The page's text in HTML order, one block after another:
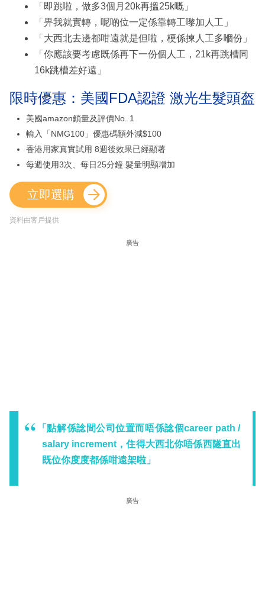
「即跳啦，做多3個月20k再搵25k嘅」
「畀我就實轉，呢啲位一定係靠轉工嚟加人工」
「大西北去邊都咁遠就是但啦，梗係揀人工多嗰份」
「你應該要考慮既係再下一份個人工，21k再跳槽同
16k跳槽差好遠」
限時優惠：美國FDA認證 激光生髮頭盔
美國amazon鎖量及評價No. 1
輸入「NMG100」優惠碼額外減$100
香港用家真實試用 8週後效果已經顯著
每週使用3次、每日25分鐘 髮量明顯增加
立即選購
資料由客戶提供
廣告
「點解係諗間公司位置而唔係諗個career path /
salary increment，住得大西北你唔係西隧直出
既位你度度都係咁遠架啦」
廣告